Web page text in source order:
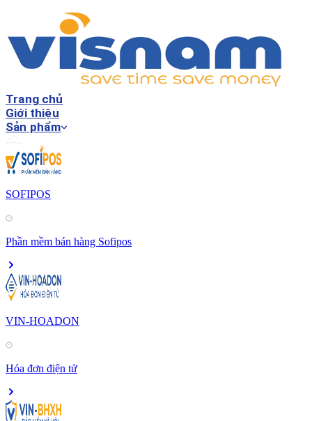
Trang chủ
Giới thiệu
Sản phẩm
SOFIPOS
Phần mềm bán hàng Sofipos
VIN-HOADON
Hóa đơn điện tử